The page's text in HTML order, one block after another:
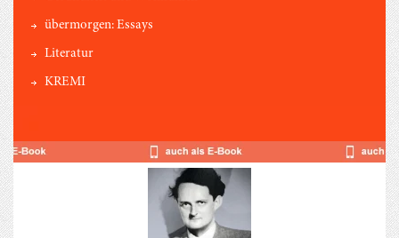
übermorgen: Essays
Literatur
KREMI